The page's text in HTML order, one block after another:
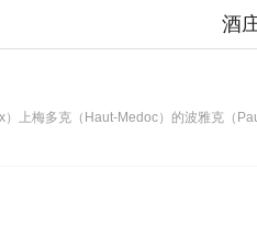
酒
上梅多克（Haut-Medoc）的波雅克（